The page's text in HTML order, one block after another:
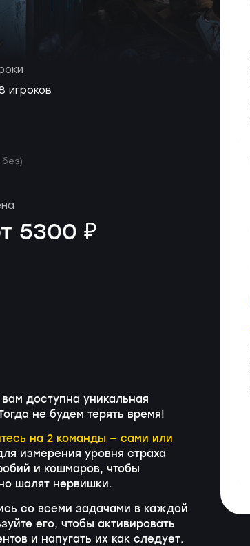
игроков
без)
5300 ₽
доступна уникальная
не будем терять время!
на 2 команды — сами или
измерения уровня страха
и кошмаров, чтобы
шалят нервишки.
со всеми задачами в каждой
его, чтобы активировать
и напугать их как следует.